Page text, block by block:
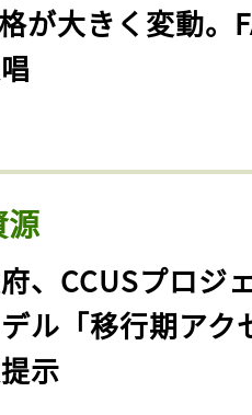
が大きく変動。
源
、CCUSプロジ
ル「移行期アク
示